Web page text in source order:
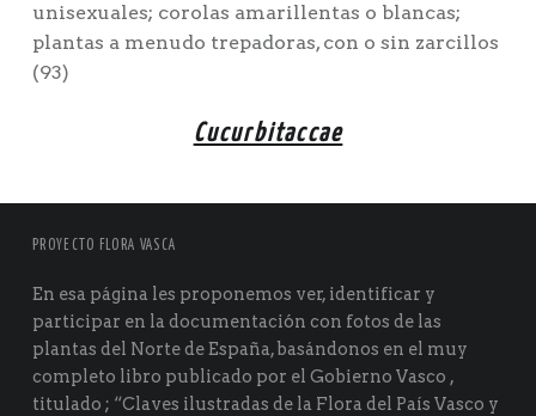
unisexuales; corolas amarillentas o blancas;
plantas a menudo trepadoras, con o sin zarcillos
(93)
Cucurbitaccae
PROYECTO FLORA VASCA
En esa página les proponemos ver, identificar y
participar en la documentación con fotos de las
plantas del Norte de España, basándonos en el muy
completo libro publicado por el Gobierno Vasco ,
titulado ; “Claves ilustradas de la Flora del País Vasco y